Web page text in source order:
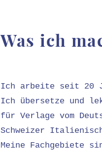
Was ich
Ich arbeite seit 20
Ich übersetze und
für Verlage vom
Schweizer
Meine Fachgebiete